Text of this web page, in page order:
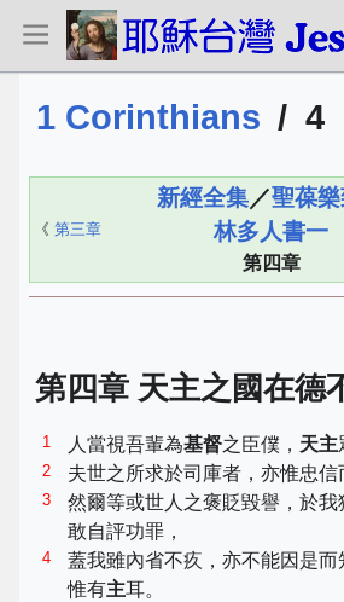
1 Corinthians / 4
《 第三章
新經全集／聖葆
林多人書一
第四章
第四章 天主之國在德
1 人當視吾輩為基督之臣僕， 天主
2 夫世之所求於司庫者，亦惟忠信
3
然爾等或世人之褒貶毀譽，於
敢自評功罪，
4
蓋我雖內省不疚，亦不能因是而
惟有主耳。